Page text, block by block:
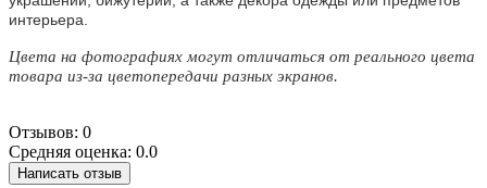
интерьера.
Цвета на фотографиях могут отличаться от реального цвета
товара из-за цветопередачи разных экранов.
Отзывов: 0
Средняя оценка: 0.0
Написать отзыв